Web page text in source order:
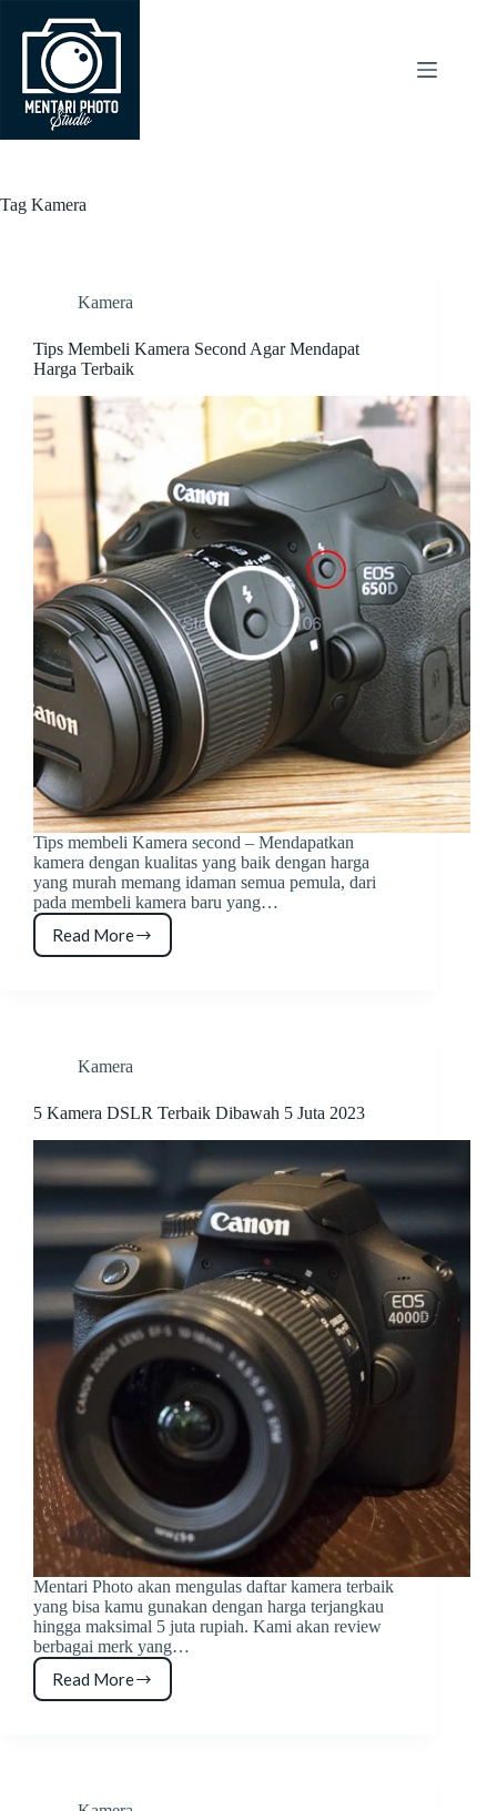
content
Tag Kamera
Kamera
Tips Membeli Kamera Second Agar Mendapat
Harga Terbaik
Tips membeli Kamera second – Mendapatkan
kamera dengan kualitas yang baik dengan harga
yang murah memang idaman semua pemula, dari
pada membeli kamera baru yang…
Read More
Tips
Membeli
Harga
Kamera
5 Kamera DSLR Terbaik Dibawah 5 Juta 2023
Mentari Photo akan mengulas daftar kamera terbaik
yang bisa kamu gunakan dengan harga terjangkau
hingga maksimal 5 juta rupiah. Kami akan review
berbagai merk yang…
Read More
5
Kamera